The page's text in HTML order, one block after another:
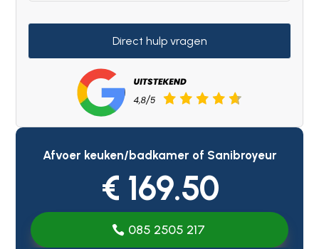
Direct hulp vragen
Afvoer keuken/badkamer of Sanibroyeur
€ 169.50
085 2505 217